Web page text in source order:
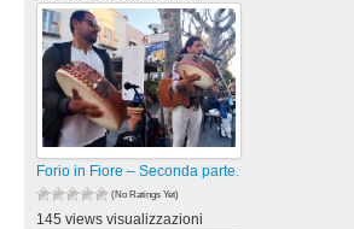
Forio in Fiore – Seconda parte.
(No Ratings Yet)
145 views visualizzazioni